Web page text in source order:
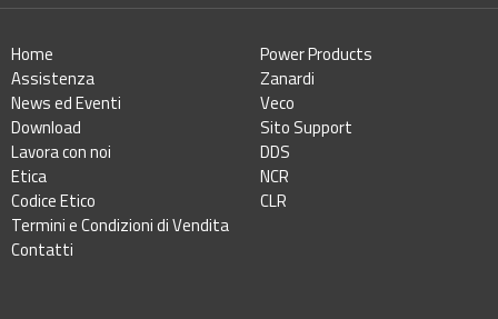
Home
Assistenza
News ed Eventi
Download
Lavora con noi
Etica
Codice Etico
Termini e Condizioni di Vendita
Contatti
Power Products
Zanardi
Veco
Sito Support
DDS
NCR
CLR